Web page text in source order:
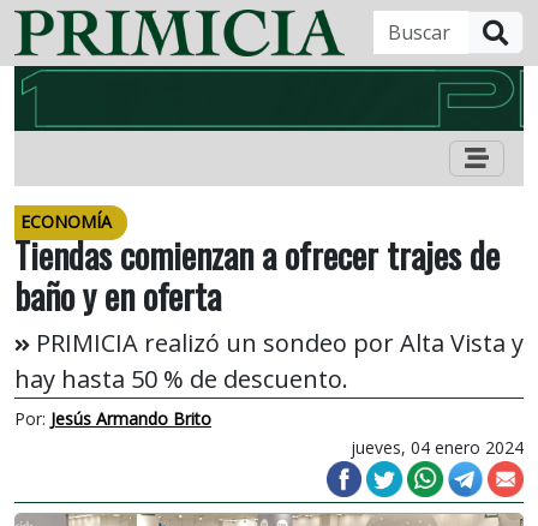
ECONOMÍA
Tiendas comienzan a ofrecer trajes de
baño y en oferta
PRIMICIA realizó un sondeo por Alta Vista y
hay hasta 50 % de descuento.
Por: Jesús Armando Brito
jueves, 04 enero 2024